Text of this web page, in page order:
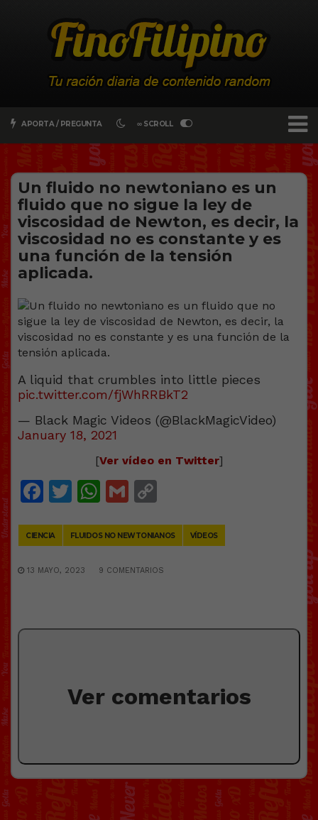
APORTA / PREGUNTA ∞ SCROLL
Un fluido no newtoniano es un
fluido que no sigue la ley de
viscosidad de Newton, es decir, la
viscosidad no es constante y es
una función de la tensión
aplicada.
A liquid that crumbles into little pieces
pic.twitter.com/fjWhRRBkT2
— Black Magic Videos (@BlackMagicVideo)
January 18, 2021
[Ver vídeo en Twitter]
Facebook
Twitter
WhatsApp
Gmail
CIENCIA FLUIDOS NO NEWTONIANOS VÍDEOS
13 MAYO, 2023 9 COMENTARIOS
Ver comentarios